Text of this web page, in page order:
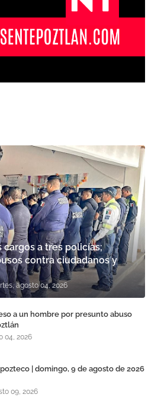
cargos a tres policías;
contra ciudadanos y
agosto 04, 2026
a un hombre por presunto abuso
04, 2026
| domingo, 9 de agosto de 2026
09, 2026